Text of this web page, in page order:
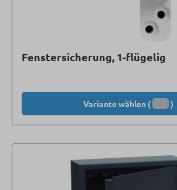
Fenstersicherung, 1-flügelig
Variante wählen ( )